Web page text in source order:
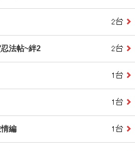
法帖~絆2
編